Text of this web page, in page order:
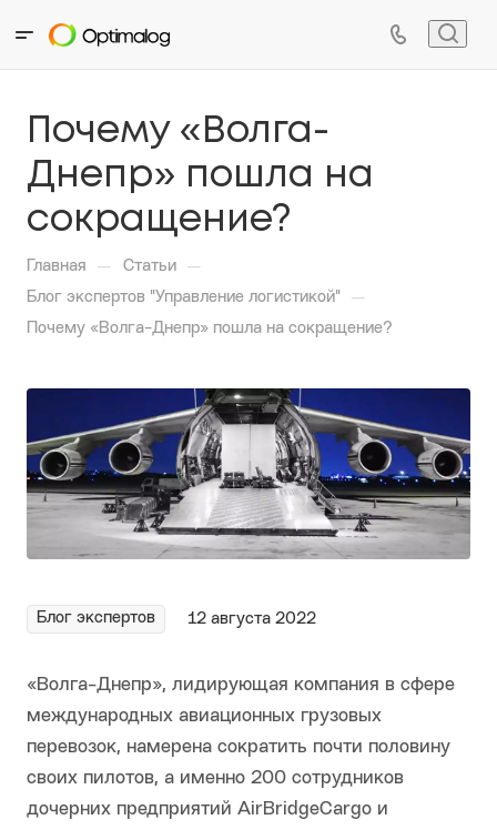
Почему «Волга-
Днепр» пошла на
сокращение?
Главная — Статьи —
Блог экспертов "Управление логистикой" —
Почему «Волга-Днепр» пошла на сокращение?
Блог экспертов 12 августа 2022
«Волга-Днепр», лидирующая компания в сфере
международных авиационных грузовых
перевозок, намерена сократить почти половину
своих пилотов, а именно 200 сотрудников
дочерних предприятий AirBridgeCargo и